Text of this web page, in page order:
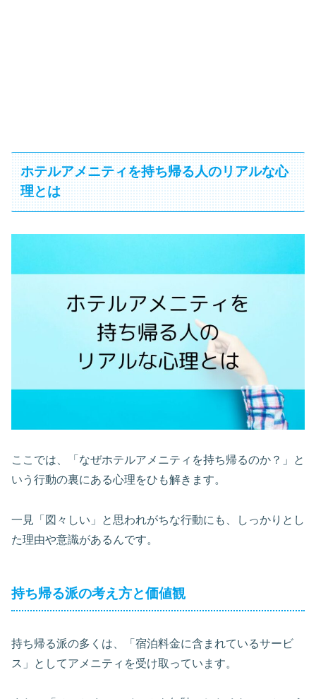
ホテルアメニティを持ち帰る人のリアルな心
理とは
ここでは、「なぜホテルアメニティを持ち帰るのか？」と
いう行動の裏にある心理をひも解きます。
一見「図々しい」と思われがちな行動にも、しっかりとし
た理由や意識があるんです。
持ち帰る派の考え方と価値観
持ち帰る派の多くは、「宿泊料金に含まれているサービ
ス」としてアメニティを受け取っています。